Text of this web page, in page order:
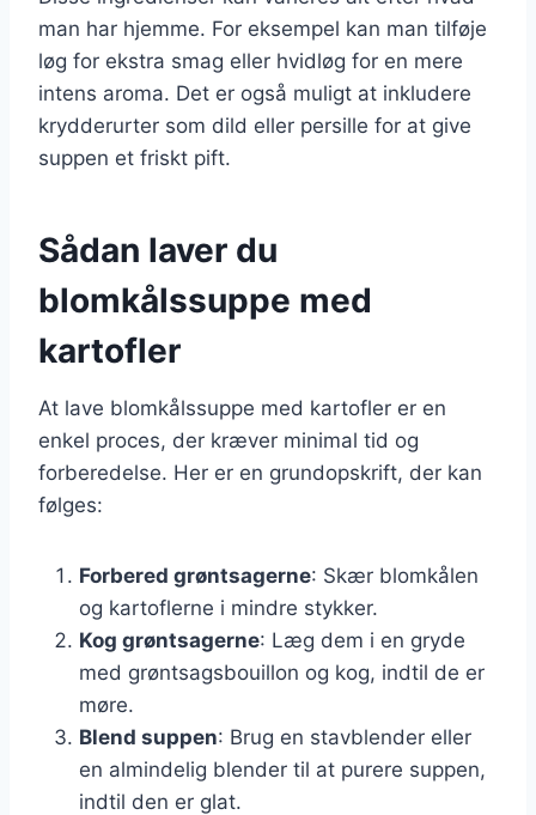
man har hjemme. For eksempel kan man tilføje
løg for ekstra smag eller hvidløg for en mere
intens aroma. Det er også muligt at inkludere
krydderurter som dild eller persille for at give
suppen et friskt pift.
Sådan laver du
blomkålssuppe med
kartofler
At lave blomkålssuppe med kartofler er en
enkel proces, der kræver minimal tid og
forberedelse. Her er en grundopskrift, der kan
følges:
Forbered grøntsagerne: Skær blomkålen
og kartoflerne i mindre stykker.
Kog grøntsagerne: Læg dem i en gryde
med grøntsagsbouillon og kog, indtil de er
møre.
Blend suppen: Brug en stavblender eller
en almindelig blender til at purere suppen,
indtil den er glat.